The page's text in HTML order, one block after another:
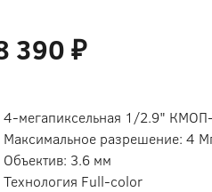
390 ₽
мегапиксельная 1/2.9"
разрешение: 4
3.6 мм
Full-color